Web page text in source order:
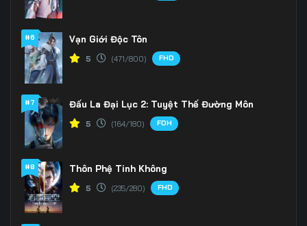
#6 Vạn Giới Độc Tôn
5 (471/800) FHD
#7 Đấu La Đại Lục 2: Tuyệt Thế Đường Môn
5 (164/180) FDH
#8 Thôn Phệ Tinh Không
5 (235/280) FHD